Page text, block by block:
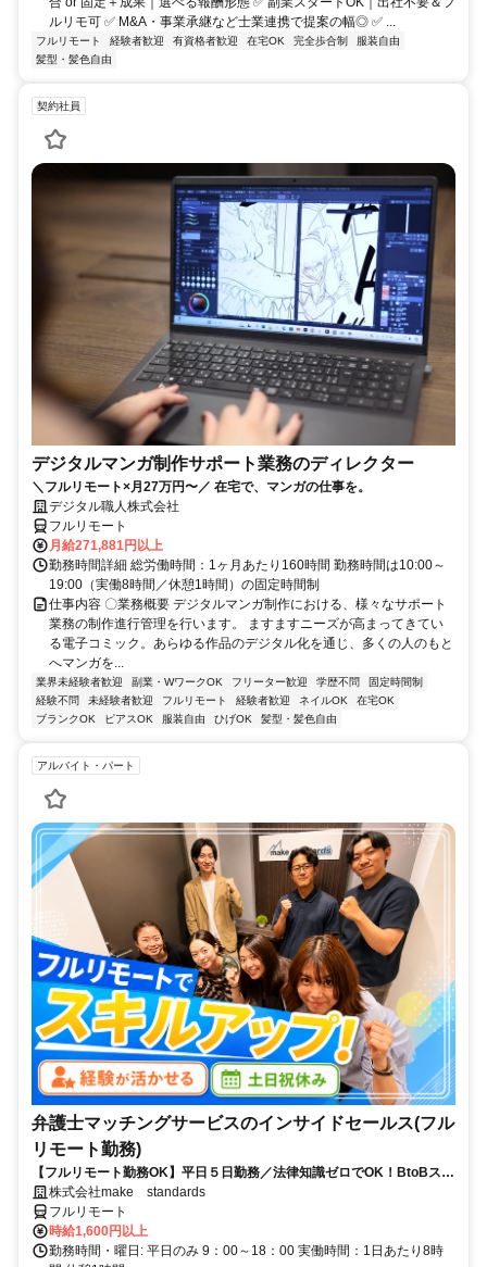
ルリモ可 ✅ M&A・事業承継など士業連携で提案の幅◎ ✅ ...
フルリモート 経験者歓迎 有資格者歓迎 在宅OK 完全歩合制
服装自由
髪型・髪色自由
契約社員
デジタルマンガ制作サポート業務のディレクター
＼フルリモート×月27万円〜／ 在宅で、マンガの仕事を。
デジタル職人株式会社
フルリモート
月給271,881円以上
勤務時間詳細 総労働時間：1ヶ月あたり160時間 勤務時間は10:00～
19:00（実働8時間／休憩1時間）の固定時間制
仕事内容 〇業務概要 デジタルマンガ制作における、様々なサポート
業務の制作進行管理を行います。 ますますニーズが高まってきてい
る電子コミック。あらゆる作品のデジタル化を通じ、多くの人のもと
へマンガを...
業界未経験者歓迎 副業・WワークOK フリーター歓迎 学歴不問
固定時間制
経験不問
未経験者歓迎 フルリモート 経験者歓迎 ネイルOK
在宅OK
ブランクOK
ピアスOK 服装自由 ひげOK 髪型・髪色自由
アルバイト・パート
弁護士マッチングサービスのインサイドセールス(フル
リモート勤務)
【フルリモート勤務OK】平日５日勤務／法律知識ゼロでOK！BtoBスキ
ルが身につく営業職
株式会社make standards
フルリモート
時給1,600円以上
勤務時間・曜日: 平日のみ 9：00～18：00 実働時間：1日あたり8時